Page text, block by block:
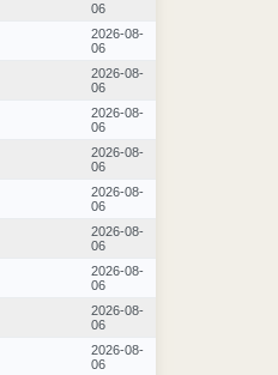
06
2026-08-
06
2026-08-
06
2026-08-
06
2026-08-
06
2026-08-
06
2026-08-
06
2026-08-
06
2026-08-
06
2026-08-
06